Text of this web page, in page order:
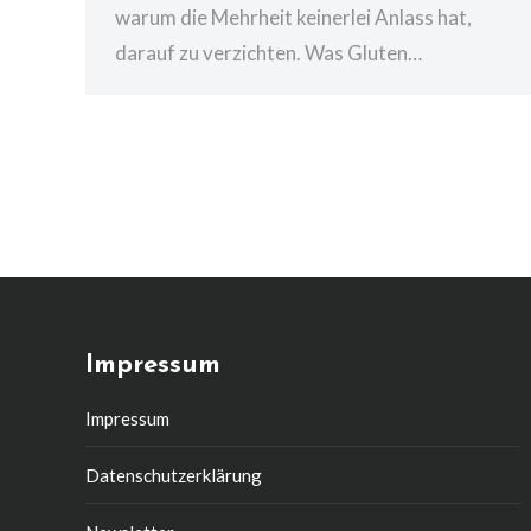
warum die Mehrheit keinerlei Anlass hat,
darauf zu verzichten. Was Gluten…
Impressum
Impressum
Datenschutzerklärung